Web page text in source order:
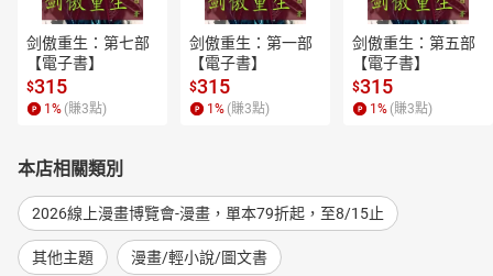
剑傲重生：第七部
【電子書】
$315
1 % (賺3點)
剑傲重生：第一部
【電子書】
$315
1 % (賺3點)
剑傲重生：第五部
【電子書】
$315
1 % (賺3點)
本店相關類別
2026線上漫畫博覽會-漫畫，單本79折起，至8/15止
其他主題 漫畫/輕小說/圖文書